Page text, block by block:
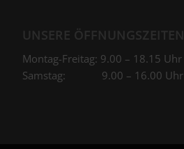
UNSERE ÖFFNUNGSZEITEN
Montag-Freitag: 9.00 – 18.15 Uhr
Samstag: 9.00 – 16.00 Uhr